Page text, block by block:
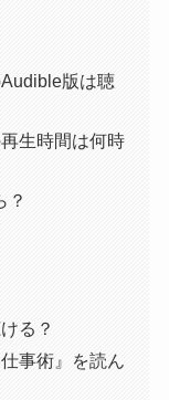
Audible版は聴
生時間は何時
？
る？
事術』を読ん